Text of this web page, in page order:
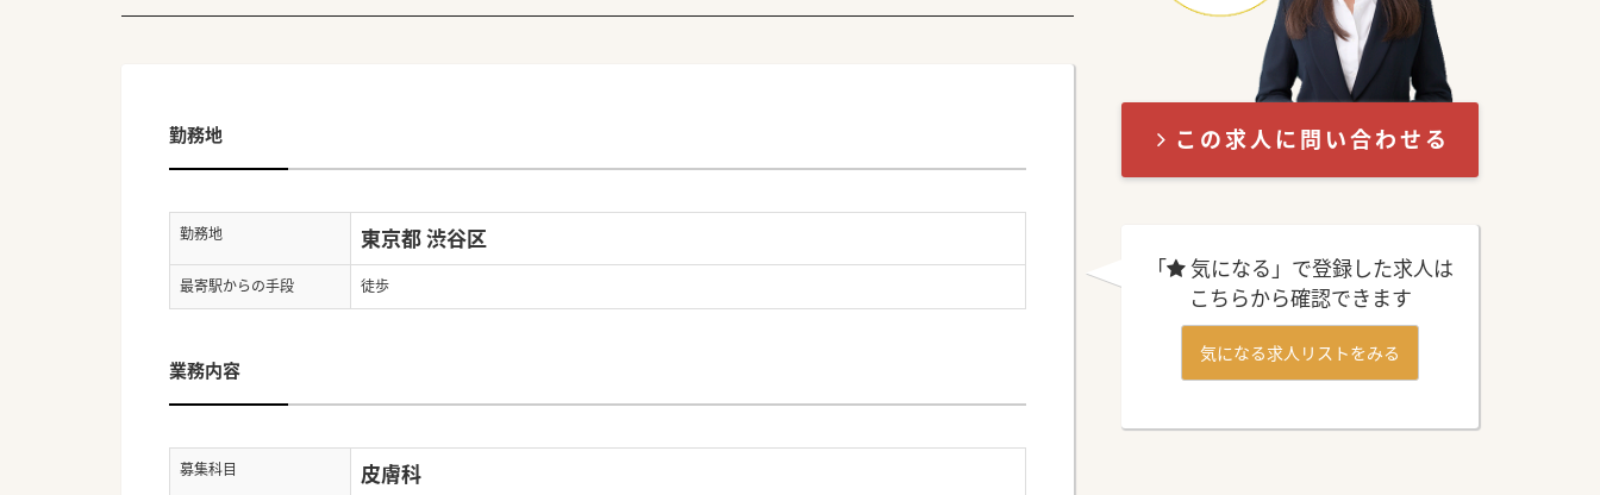
勤務地
勤務地 東京都 渋谷区
最寄駅からの手段 徒歩
業務内容
募集科目 皮膚科
この求人に問い合わせる
「
気になる」で登録した求人は
こちらから確認できます
気になる求人リストをみる